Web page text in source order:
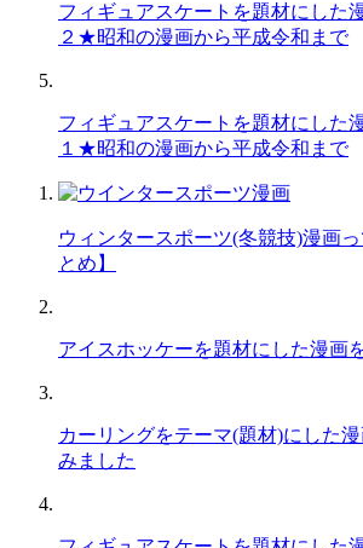
フィギュアスケートを題材にした
２★昭和の漫画から平成令和まで
フィギュアスケートを題材にした
１★昭和の漫画から平成令和まで
ウィンタースポーツ(冬競技)漫画
とめ】
アイスホッケーを題材にした漫画
カーリングをテーマ(題材)にした
みました